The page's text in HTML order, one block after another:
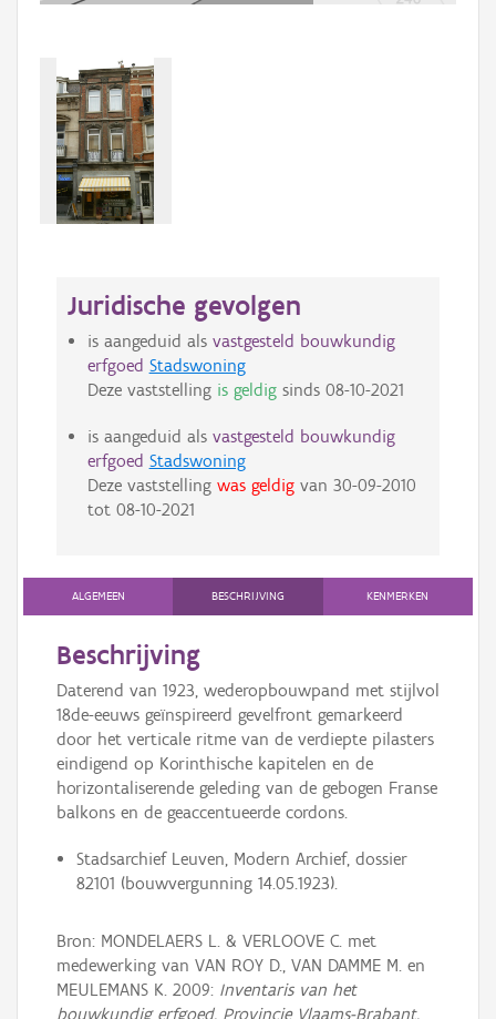
Juridische gevolgen
is aangeduid als vastgesteld bouwkundig
erfgoed Stadswoning
Deze vaststelling is geldigsinds 08-10-2021
is aangeduid als vastgesteld bouwkundig
erfgoed Stadswoning
Deze vaststelling was geldigvan 30-09-2010
tot 08-10-2021
ALGEMEEN BESCHRIJVING KENMERKEN
Beschrijving
Daterend van 1923, wederopbouwpand met stijlvol
18de-eeuws geïnspireerd gevelfront gemarkeerd
door het verticale ritme van de verdiepte pilasters
eindigend op Korinthische kapitelen en de
horizontaliserende geleding van de gebogen Franse
balkons en de geaccentueerde cordons.
Stadsarchief Leuven, Modern Archief, dossier
82101 (bouwvergunning 14.05.1923).
Bron: MONDELAERS L. & VERLOOVE C. met
medewerking van VAN ROY D., VAN DAMME M. en
MEULEMANS K. 2009: Inventaris van het
bouwkundig erfgoed, Provincie Vlaams-Brabant,